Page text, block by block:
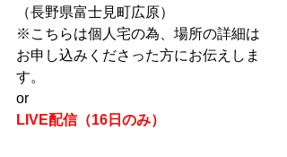
（長野県富士見町広原）
※こちらは個人宅の為、場所の詳細は
お申し込みくださった方にお伝えしま
す。
or
LIVE配信（16日のみ）